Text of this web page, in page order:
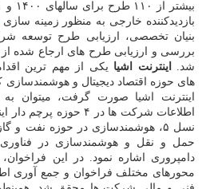
بازدیدکننده خارجی به منظور زمینه سازی
بنیان تخصصی، ارزیابی طرح توسعه
بررسی و ارزیابی طرح های ارجاع شده
شد.
اینترنت اشیا یکی از مهم ترین
اینترنت اشیا صورت گرفت، میتوان به
اطلاعات شرکت ها در ۴
نسل ۵، هوشمندسازی در حوزه نفت و
حمل و نقل و هوشمندسازی در
محورهای مختلف فراخوان و جمع آوری